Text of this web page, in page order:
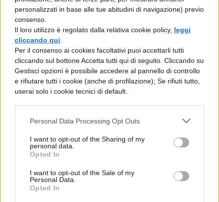
personalizzati in base alle tue abitudini di navigazione) previo
consenso.
Il loro utilizzo è regolato dalla relativa cookie policy, leggi
cliccando qui
Per il consenso ai cookies facoltativi puoi accettarli tutti
cliccando sul bottone Accetta tutti qui di seguito. Cliccando su
Gestisci opzioni è possibile accedere al pannello di controllo
e rifiutare tutti i cookie (anche di profilazione); Se rifiuti tutto,
userai solo i cookie tecnici di default.
Personal Data Processing Opt Outs
I want to opt-out of the Sharing of my
personal data.
Opted In
I want to opt-out of the Sale of my
Personal Data.
Opted In
accontentato tutti e che quindi non è stata,
fino ad ora, cambiata. Ci sono alcune
eccezioni però e riguardano le
privateche in tutta autonomia decidono le
date per i test al loro Ateneo. In generale tutti
questi Atenei prevedono il superamento di
un test di ammissione per iscriversi e
ognuno di essi stabiliscedate
modalità di
svolgimentosenza seguire la
programmazione del Ministero! Bene, questo
è quanto: la data del test si avvicina e ora
che anche l’ultimo dubbio è stato chiarito